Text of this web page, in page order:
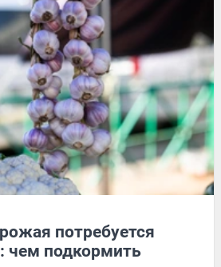
потребуется
чем подкормить